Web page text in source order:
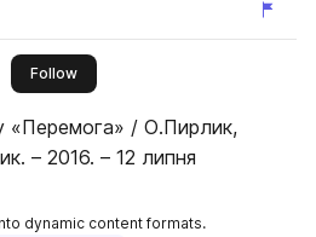
Followthis publisher
«Перемога» / О.Пирлик,
– 2016. – 12 липня
dynamic content formats.